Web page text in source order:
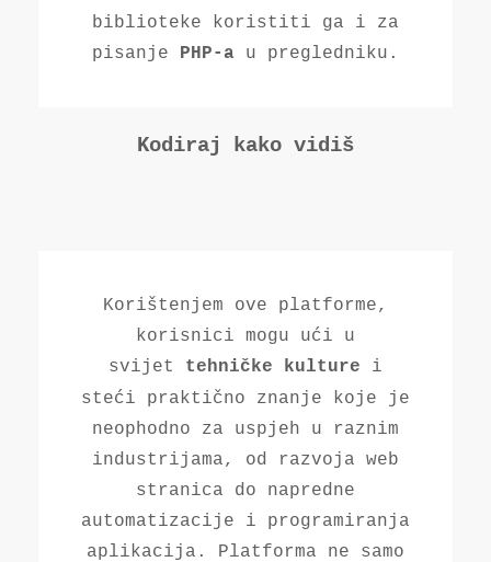
biblioteke koristiti ga i za
pisanje
PHP-a u pregledniku.
Kodiraj kako vidiš
Korištenjem ove platforme,
korisnici mogu ući u
svijet tehničke kulture i
steći praktično znanje koje je
neophodno za uspjeh u raznim
industrijama, od razvoja web
stranica do napredne
automatizacije i programiranja
aplikacija. Platforma ne samo